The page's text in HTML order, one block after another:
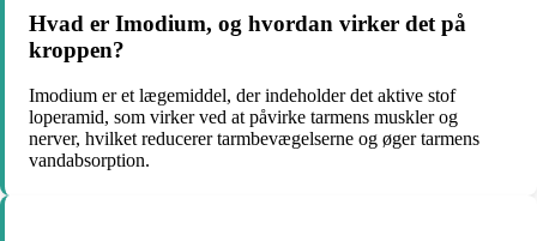
Hvad er Imodium, og hvordan virker det på
kroppen?
Imodium er et lægemiddel, der indeholder det aktive stof
loperamid, som virker ved at påvirke tarmens muskler og
nerver, hvilket reducerer tarmbevægelserne og øger tarmens
vandabsorption.